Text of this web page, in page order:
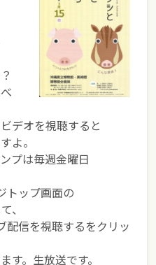
デオを視聴すると
よ。
プは毎週金曜日
トップ画面の
、
配信を視聴するをクリッ
す。生放送です。